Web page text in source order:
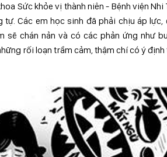
Sức khỏe vị thành niên - Bệnh viện
tự. Các em học sinh đã phải chịu áp
sẽ chán nản và có các phản ứng như
rối loạn trầm cảm, thậm chí có ý định